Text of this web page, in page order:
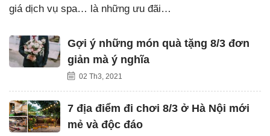
giá dịch vụ spa… là những ưu đãi…
Gợi ý những món quà tặng 8/3 đơn
giản mà ý nghĩa
02 Th3, 2021
7 địa điểm đi chơi 8/3 ở Hà Nội mới
mẻ và độc đáo